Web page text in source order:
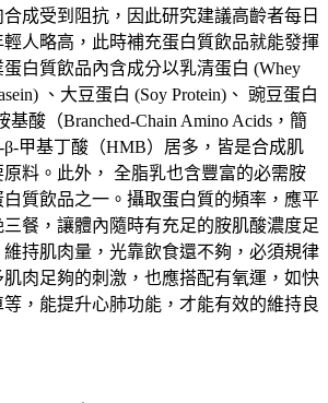
成受到阻抗，因此研究建議高齡者每日
人略高，此時補充蛋白質飲品就能發揮
白質飲品內含成分以乳清蛋白 (Whey
、大豆蛋白 (Soy Protein)、 豌豆蛋白
基酸（Branched-Chain Amino Acids，簡
甲基丁酸（HMB）居多，皆是合成肌
料。此外， 全脂乳也含豐富的必需胺
質飲品之一。攝取蛋白質的頻率，應平
餐，讓體內隨時有充足的胺肌酸濃度足
持肌肉量，光靠飲食還不夠，必須規律
肉足夠的刺激，也應搭配有氧運，如快
，能提升心肺功能，才能有效的維持良